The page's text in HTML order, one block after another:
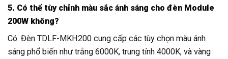
5. Có thể tùy chỉnh màu sắc ánh sáng cho đèn Module
200W không?
Có. Đèn TDLF-MKH200 cung cấp các tùy chọn màu ánh
sáng phổ biến như trắng 6000K, trung tính 4000K, và vàng